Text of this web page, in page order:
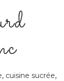
, cuisine sucrée,